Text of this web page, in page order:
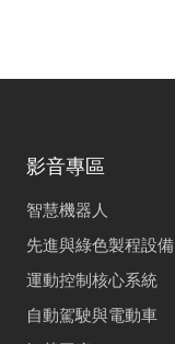
影音專區
智慧機器人
先進與綠色製程設備
運動控制核心系統
自動駕駛與電動車